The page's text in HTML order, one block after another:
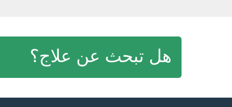
هل تبحث عن علاج؟